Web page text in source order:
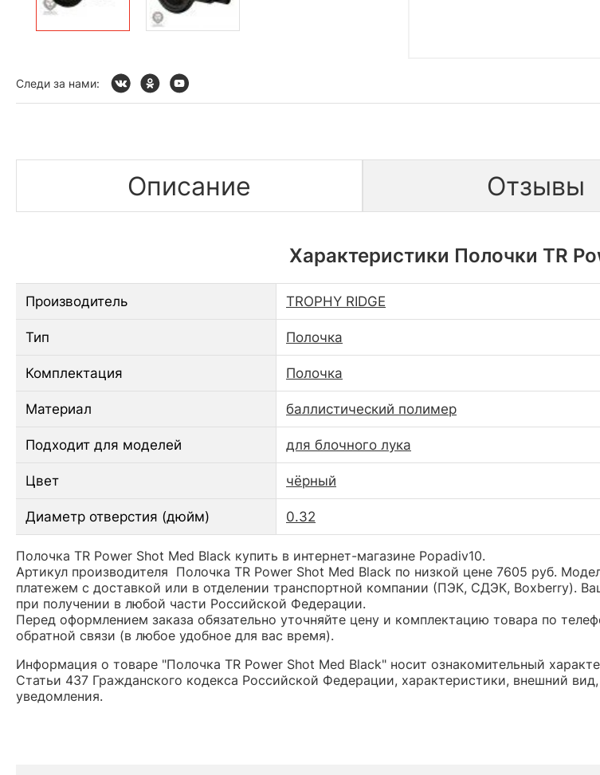
Следи за нами:
Описание Отзывы
Характеристики Полочки TR
Производитель TROPHY RIDGE
Тип Полочка
Комплектация Полочка
Материал баллистический полимер
Подходит для моделей для блочного лука
Цвет чёрный
Диаметр отверстия (дюйм) 0.32
Полочка TR Power Shot Med Black купить в интернет-магазине Popadiv10.
Артикул производителя Полочка TR Power Shot Med Black по низкой цене 7605 руб.
платежем с доставкой или в отделении транспортной компании (ПЭК, СДЭК, Boxberry).
при получении в любой части Российской Федерации.
Перед оформлением заказа обязательно уточняйте цену и комплектацию товара по
обратной связи (в любое удобное для вас время).
Информация о товаре "Полочка TR Power Shot Med Black" носит ознакомительный
Статьи 437 Гражданского кодекса Российской Федерации, характеристики, внешний
уведомления.